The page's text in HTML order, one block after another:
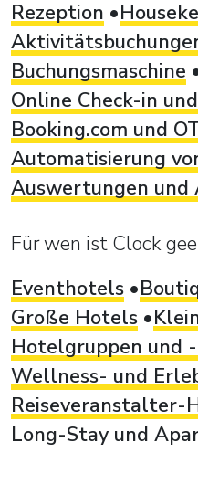
Rezeption
Buchungsmaschine
Online Check-in
Booking.com und
Automatisierung
Auswertungen und
Für wen ist Clock
Eventhotels
Große Hotels
Hotelgruppen und
Wellness- und
Reiseveranstalter-
Long-Stay und